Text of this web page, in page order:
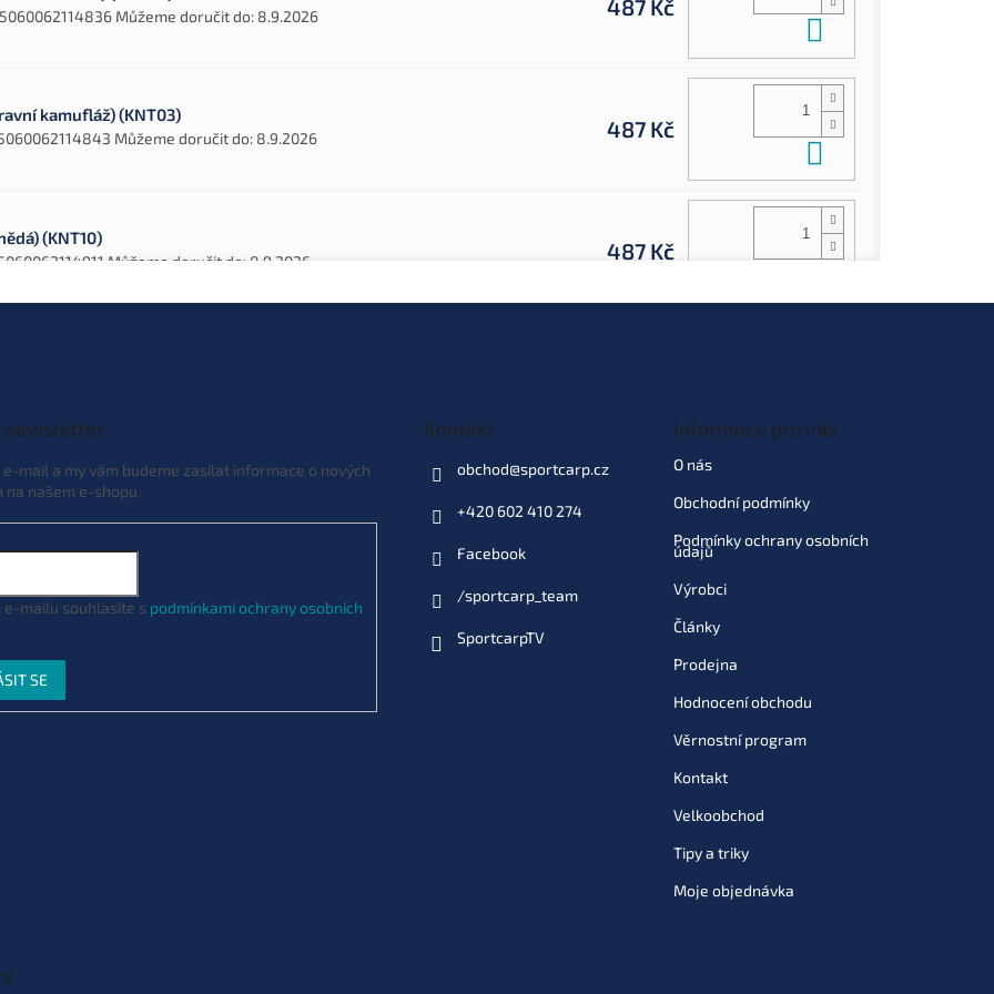
5060062114836 Můžeme doručit do: 8.9.2026 487 Kč
kamufláž) (KNT03)
Můžeme doručit do: 8.9.2026 487 Kč
(KNT10)
Můžeme doručit do: 8.9.2026 487 Kč
(KNT12)
Můžeme doručit do: 487 Kč
(KNT19)
newsletter
mail a my vám budeme zasílat informace o nových
na našem e-shopu.
e-mailu souhlasíte s podmínkami ochrany osobních
SE
Kontakt
obchod@sportcarp.cz
+420 602 410 274
Facebook
/sportcarp_team
SportcarpTV
Informace pro vás
O nás
Obchodní podmínky
Podmínky ochrany osobních
údajů
Výrobci
Články
Prodejna
Hodnocení obchodu
Věrnostní program
Kontakt
Velkoobchod
Tipy a triky
Moje objednávka